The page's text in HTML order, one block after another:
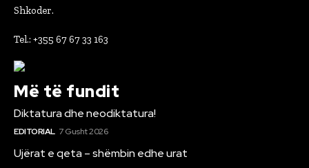
Shkoder.
Tel.: +355 67 67 33 163
Më të fundit
Diktatura dhe neodiktatura!
EDITORIAL 7 Gusht 2026
Ujërat e qeta – shëmbin edhe urat